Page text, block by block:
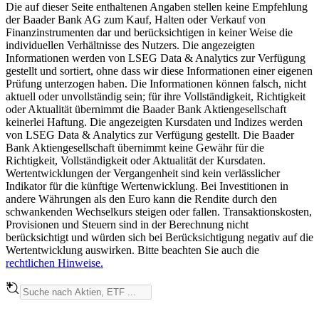
Die auf dieser Seite enthaltenen Angaben stellen keine Empfehlung
der Baader Bank AG zum Kauf, Halten oder Verkauf von
Finanzinstrumenten dar und berücksichtigen in keiner Weise die
individuellen Verhältnisse des Nutzers. Die angezeigten
Informationen werden von LSEG Data & Analytics zur Verfügung
gestellt und sortiert, ohne dass wir diese Informationen einer eigenen
Prüfung unterzogen haben. Die Informationen können falsch, nicht
aktuell oder unvollständig sein; für ihre Vollständigkeit, Richtigkeit
oder Aktualität übernimmt die Baader Bank Aktiengesellschaft
keinerlei Haftung. Die angezeigten Kursdaten und Indizes werden
von LSEG Data & Analytics zur Verfügung gestellt. Die Baader
Bank Aktiengesellschaft übernimmt keine Gewähr für die
Richtigkeit, Vollständigkeit oder Aktualität der Kursdaten.
Wertentwicklungen der Vergangenheit sind kein verlässlicher
Indikator für die künftige Wertenwicklung. Bei Investitionen in
andere Währungen als den Euro kann die Rendite durch den
schwankenden Wechselkurs steigen oder fallen. Transaktionskosten,
Provisionen und Steuern sind in der Berechnung nicht
berücksichtigt und würden sich bei Berücksichtigung negativ auf die
Wertentwicklung auswirken. Bitte beachten Sie auch die
rechtlichen Hinweise.